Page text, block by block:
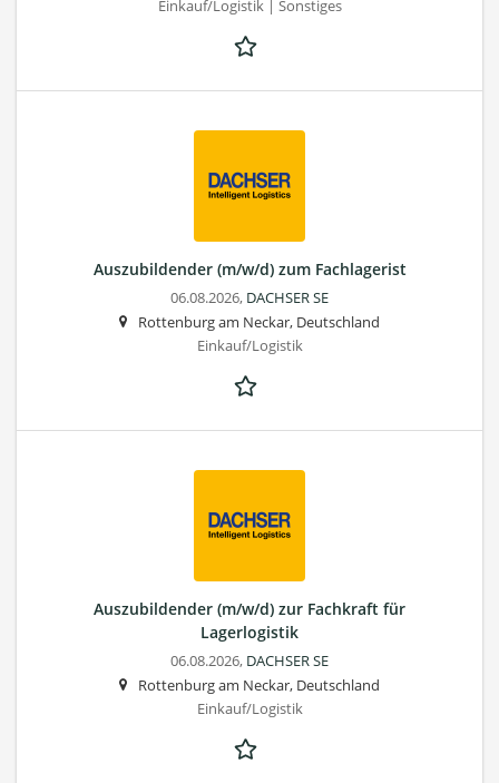
Einkauf/Logistik | Sonstiges
Auszubildender (m/w/d) zum Fachlagerist
06.08.2026, DACHSER SE
Rottenburg am Neckar, Deutschland
Einkauf/Logistik
Auszubildender (m/w/d) zur Fachkraft für
Lagerlogistik
06.08.2026, DACHSER SE
Rottenburg am Neckar, Deutschland
Einkauf/Logistik